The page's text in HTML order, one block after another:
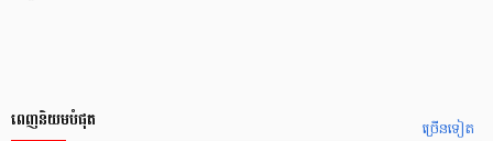
ច្រើនទៀត
ពេញនិយមបំផុត